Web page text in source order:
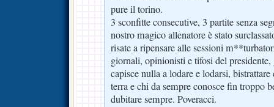
pure il torino.
3 sconfitte consecutive, 3 partite senza
nostro magico allenatore è stato
risate a ripensare alle sessioni
giornali, opinionisti e tifosi del
capisce nulla a lodare e lodarsi,
terra e chi da sempre conosce fin troppo
dubitare sempre. Poveracci.